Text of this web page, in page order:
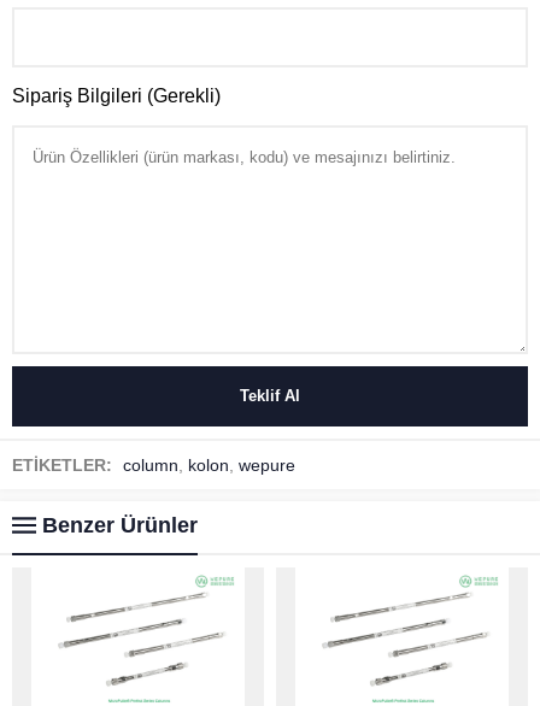
Sipariş Bilgileri (Gerekli)
ETİKETLER: column kolon wepure
Benzer Ürünler